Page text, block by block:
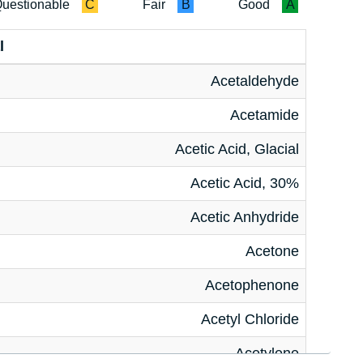
A
Good
B
Fair
C
Acetaldehyde
Acetamide
Acetic Acid, Glacial
Acetic Acid, 30%
Acetic Anhydride
Acetone
Acetophenone
Acetyl Chloride
Acetylene